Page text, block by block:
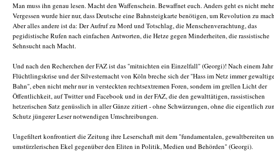
Man muss ihn genau lesen. Macht den Waffenschein. Bewaffnet euch. Anders geht es nicht mehr.
Vergessen wurde hier nur, dass Deutsche eine Bahnsteigkarte benötigen, um Revolution zu
Aber alles andere ist da: Der Aufruf zu Mord und Totschlag, die Menschenverachtung, das
pegidistische Rufen nach einfachen Antworten, die Hetze gegen Minderheiten, die rassistische
Sehnsucht nach Macht.
Und nach den Recherchen der FAZ ist das "mitnichten ein Einzelfall" (Georgi)! Nach einem Jahr
Flüchtlingskrise und der Silvesternacht von Köln breche sich der "Hass im Netz immer
Bahn", eben nicht mehr nur in versteckten rechtsextremen Foren, sondern im grellen Licht der
Öffentlichkeit, auf Twitter und Facebook und in der FAZ, die den gewalttätigen, rassistischen
hetzerischen Satz genüsslich in aller Gänze zitiert - ohne Schwärzungen, ohne die eigentlich
Schutz jüngerer Leser notwendigen Umschreibungen.
Ungefiltert konfrontiert die Zeitung ihre Leserschaft mit dem "fundamentalen, gewaltbereiten
umstürzlerischen Ekel gegenüber den Eliten in Politik, Medien und Behörden" (Georgi).